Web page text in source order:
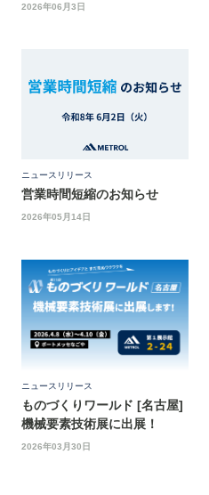
2026年06月3日
ニュースリリース
営業時間短縮のお知らせ
2026年05月14日
ニュースリリース
ものづくりワールド [名古屋]
機械要素技術展に出展！
2026年03月30日